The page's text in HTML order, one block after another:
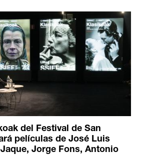
del Festival de San
películas de José Luis
Jorge Fons, Antonio